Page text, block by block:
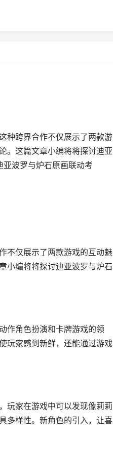
种跨界合作不仅展示了两款游
。这篇文章小编将将探讨迪亚
波罗与炉石原画联动考
不仅展示了两款游戏的互动魅
小编将将探讨迪亚波罗与炉石
作角色扮演和卡牌游戏的领
玩家感到新鲜，还能通过游戏
玩家在游戏中可以发现像莉莉
多样性。新角色的引入，让喜